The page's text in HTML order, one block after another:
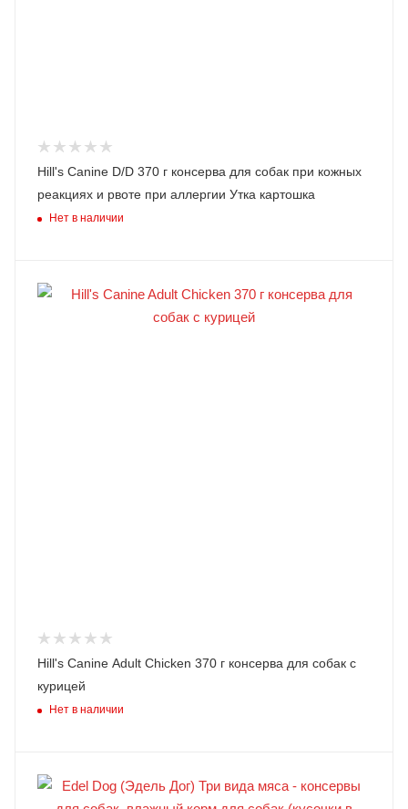
Hill's Canine D/D 370 г консерва для собак при кожных
реакциях и рвоте при аллергии Утка картошка
Нет в наличии
Hill's Canine Adult Chicken 370 г консерва для собак с
курицей
Нет в наличии